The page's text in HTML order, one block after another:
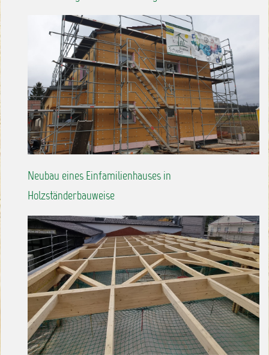
Neubau eines Einfamilienhauses in
Holzständerbauweise